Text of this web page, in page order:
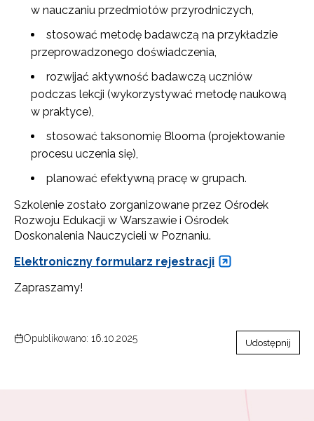
w nauczaniu przedmiotów przyrodniczych,
stosować metodę badawczą na przykładzie
przeprowadzonego doświadczenia,
rozwijać aktywność badawczą uczniów
podczas lekcji (wykorzystywać metodę naukową
w praktyce),
stosować taksonomię Blooma (projektowanie
procesu uczenia się),
planować efektywną pracę w grupach.
Szkolenie zostało zorganizowane przez Ośrodek
Rozwoju Edukacji w Warszawie i Ośrodek
Doskonalenia Nauczycieli w Poznaniu.
Elektroniczny formularz rejestracji
Zapraszamy!
Opublikowano: 16.10.2025 Udostępnij